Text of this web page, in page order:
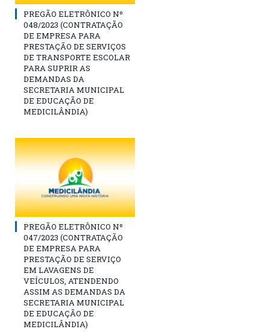
PREGÃO ELETRÔNICO Nº
048/2023 (CONTRATAÇÃO
DE EMPRESA PARA
PRESTAÇÃO DE SERVIÇOS
DE TRANSPORTE ESCOLAR
PARA SUPRIR AS
DEMANDAS DA
SECRETARIA MUNICIPAL
DE EDUCAÇÃO DE
MEDICILÂNDIA)
PREGÃO ELETRÔNICO Nº
047/2023 (CONTRATAÇÃO
DE EMPRESA PARA
PRESTAÇÃO DE SERVIÇO
EM LAVAGENS DE
VEÍCULOS, ATENDENDO
ASSIM AS DEMANDAS DA
SECRETARIA MUNICIPAL
DE EDUCAÇÃO DE
MEDICILÂNDIA)